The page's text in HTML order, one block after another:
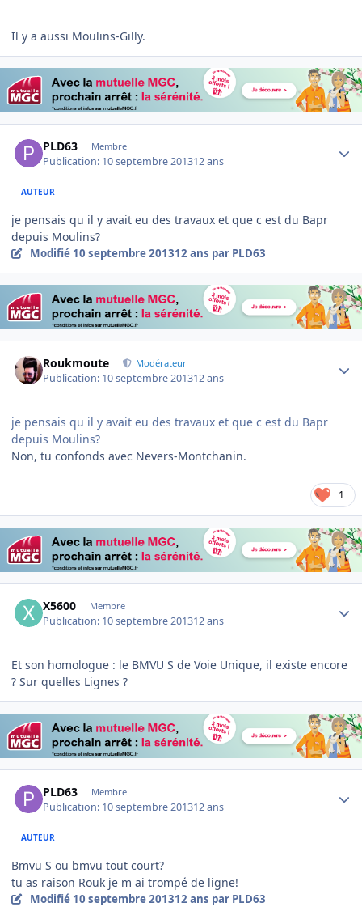
Il y a aussi Moulins-Gilly.
PLD63 Membre
Publication: 10 septembre 201312 ans
AUTEUR
je pensais qu il y avait eu des travaux et que c est du Bapr
depuis Moulins?
Modifié 10 septembre 201312 ans par PLD63
Roukmoute Modérateur
Publication: 10 septembre 201312 ans
je pensais qu il y avait eu des travaux et que c est du Bapr
depuis Moulins?
Non, tu confonds avec Nevers-Montchanin.
1
X5600 Membre
Publication: 10 septembre 201312 ans
Et son homologue : le BMVU S de Voie Unique, il existe encore
? Sur quelles Lignes ?
PLD63 Membre
Publication: 10 septembre 201312 ans
AUTEUR
Bmvu S ou bmvu tout court?
tu as raison Rouk je m ai trompé de ligne!
Modifié 10 septembre 201312 ans par PLD63